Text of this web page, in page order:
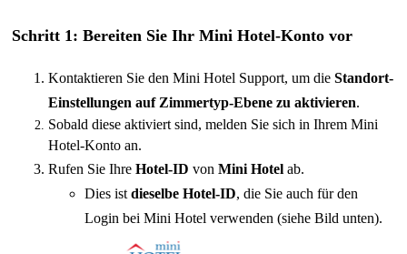
Schritt 1: Bereiten Sie Ihr Mini Hotel-Konto vor
Kontaktieren Sie den Mini Hotel Support, um die Standort-
Einstellungen auf Zimmertyp-Ebene zu aktivieren.
Sobald diese aktiviert sind, melden Sie sich in Ihrem Mini
Hotel-Konto an.
Rufen Sie Ihre Hotel-ID von Mini Hotelab.
Dies ist dieselbe Hotel-ID, die Sie auch für den
Login bei Mini Hotel verwenden (siehe Bild unten).